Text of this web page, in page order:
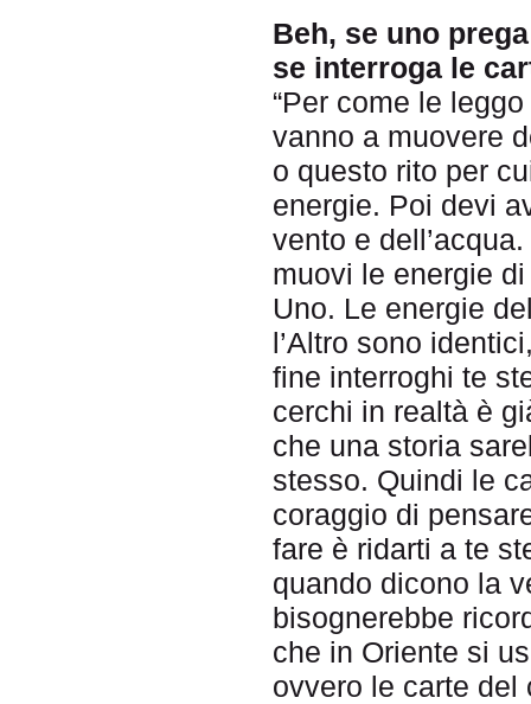
Beh, se uno
se interroga le
“Per come le
vanno a muovere
o questo rito per
energie. Poi devi
vento e
muovi le energie
Uno. Le energie
l’Altro sono
fine interroghi te
cerchi in realtà è
che una storia
stesso. Quindi le
coraggio di
fare è ridarti a te
quando dicono la
bisognerebbe
che in Oriente si
ovvero le carte del